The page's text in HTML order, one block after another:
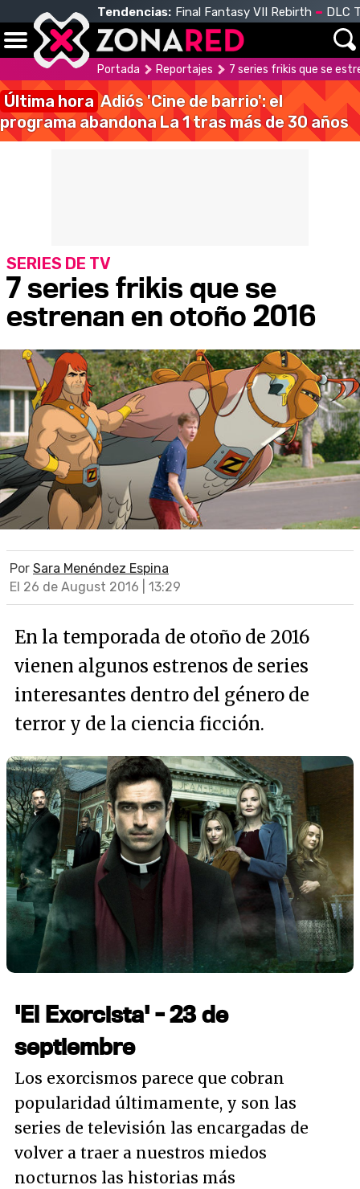
Tendencias: Final Fantasy VII Rebirth DLC
Portada Reportajes 7 series frikis que se
Última hora Adiós 'Cine de barrio': el
programa abandona La 1 tras más de 30 años
7 series frikis que se
estrenan en otoño 2016
SERIES DE TV
Por Sara Menéndez Espina
El 26 de August 2016 | 13:29
En la temporada de otoño de 2016
vienen algunos estrenos de series
interesantes dentro del género de
terror y de la ciencia ficción.
'El Exorcista' - 23 de
septiembre
Los exorcismos parece que cobran
popularidad últimamente, y son las
series de televisión las encargadas de
volver a traer a nuestros miedos
nocturnos las historias más